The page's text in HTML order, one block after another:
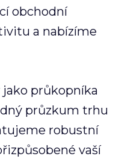
obchodní
a nabízíme
průkopníka
průzkum trhu
robustní
vaší